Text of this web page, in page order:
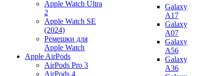
Apple Watch Ultra
2
Apple Watch SE
(2024)
Ремешки для
Apple Watch
Apple AirPods
AirPods Pro 3
AirPods 4
Galaxy
A17
Galaxy
A07
Galaxy
A56
Galaxy
A36